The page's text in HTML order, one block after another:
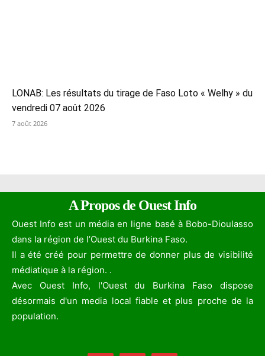
LONAB: Les résultats du tirage de Faso Loto « Welhy » du
vendredi 07 août 2026
7 août 2026
A Propos de Ouest Info
Ouest Info est un média en ligne basé à Bobo-Dioulasso
dans la région de l’Ouest du Burkina Faso.
Il a été créé pour permettre de donner plus de visibilité
médiatique à la région. .
Avec Ouest Info, l'Ouest du Burkina Faso dispose
désormais d'un media local fiable et plus proche de la
population.